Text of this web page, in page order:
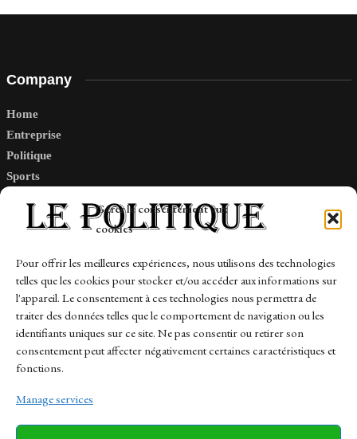
Gérer le consentement aux
cookies
Pour offrir les meilleures expériences, nous utilisons des technologies
telles que les cookies pour stocker et/ou accéder aux informations sur
l'appareil. Le consentement à ces technologies nous permettra de
traiter des données telles que le comportement de navigation ou les
identifiants uniques sur ce site. Ne pas consentir ou retirer son
consentement peut affecter négativement certaines caractéristiques et
fonctions.
Manage services
Company
Home
Entreprise
Politique
Sports
Links
Contact
Sitemap
News Finance-Marches Politics